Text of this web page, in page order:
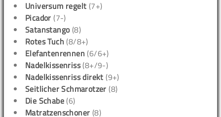
Universum regelt (7+)
Picador (7-)
Satanstango(8)
Rotes Tuch (8/8+)
Elefantenrennen (6/6+)
Nadelkissenriss(8+/9-)
Nadelkissenriss direkt (9+)
Seitlicher Schmarotzer (8)
Die Schabe (6)
Matratzenschoner (8)